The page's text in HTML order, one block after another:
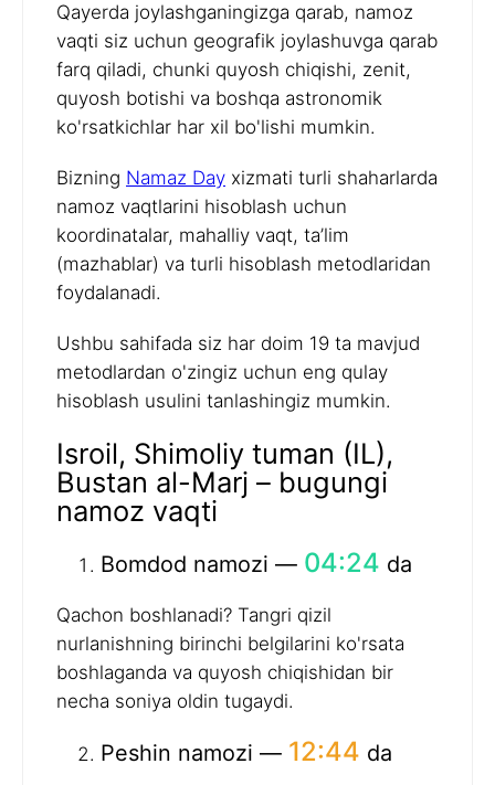
Qayerda joylashganingizga qarab, namoz
vaqti siz uchun geografik joylashuvga qarab
farq qiladi, chunki quyosh chiqishi, zenit,
quyosh botishi va boshqa astronomik
ko'rsatkichlar har xil bo'lishi mumkin.
Bizning Namaz Day xizmati turli shaharlarda
namoz vaqtlarini hisoblash uchun
koordinatalar, mahalliy vaqt, ta’lim
(mazhablar) va turli hisoblash metodlaridan
foydalanadi.
Ushbu sahifada siz har doim 19 ta mavjud
metodlardan o'zingiz uchun eng qulay
hisoblash usulini tanlashingiz mumkin.
Isroil, Shimoliy tuman (IL),
Bustan al-Marj – bugungi
namoz vaqti
Bomdod namozi — 04:24 da
Qachon boshlanadi? Tangri qizil
nurlanishning birinchi belgilarini ko'rsata
boshlaganda va quyosh chiqishidan bir
necha soniya oldin tugaydi.
Peshin namozi — 12:44 da